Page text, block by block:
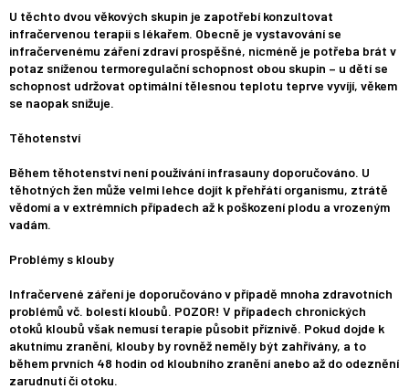
U těchto dvou věkových skupin je zapotřebí konzultovat
infračervenou terapii s lékařem. Obecně je vystavování se
infračervenému záření zdraví prospěšné, nicméně je potřeba brát v
potaz sníženou termoregulační schopnost obou skupin – u dětí se
schopnost udržovat optimální tělesnou teplotu teprve vyvíjí, věkem
se naopak snižuje.
Těhotenství
Během těhotenství není používání infrasauny doporučováno. U
těhotných žen může velmi lehce dojít k přehřátí organismu, ztrátě
vědomí a v extrémních případech až k poškození plodu a vrozeným
vadám.
Problémy s klouby
Infračervené záření je doporučováno v případě mnoha zdravotních
problémů vč. bolestí kloubů. POZOR! V případech chronických
otoků kloubů však nemusí terapie působit příznivě. Pokud dojde k
akutnímu zranění, klouby by rovněž neměly být zahřívány, a to
během prvních 48 hodin od kloubního zranění anebo až do odeznění
zarudnutí či otoku.